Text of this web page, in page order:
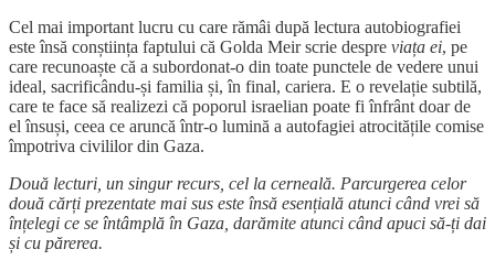
Cel mai important lucru cu care rămâi după lectura autobiografiei
este însă conștiința faptului că Golda Meir scrie despre viața ei, pe
care recunoaște că a subordonat-o din toate punctele de vedere unui
ideal, sacrificându-și familia și, în final, cariera. E o revelație subtilă,
care te face să realizezi că poporul israelian poate fi înfrânt doar de
el însuși, ceea ce aruncă într-o lumină a autofagiei atrocitățile comise
împotriva civililor din Gaza.
Două lecturi, un singur recurs, cel la cerneală. Parcurgerea celor
două cărți prezentate mai sus este însă esențială atunci când vrei să
înțelegi ce se întâmplă în Gaza, darămite atunci când apuci să-ți dai
și cu părerea.